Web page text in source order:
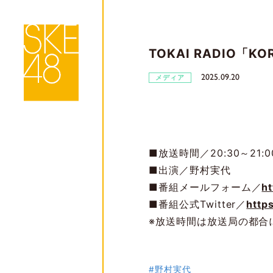
TOKAI RADIO「
メディア 2025.09.20
■放送時間／20:30～
■出演／野村実代
■番組メールフォーム／
■番組公式Twitter／
※放送時間は放送局の都
#野村実代